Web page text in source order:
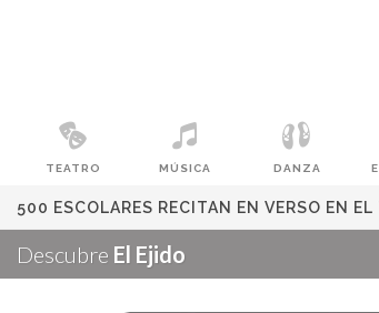
TEATRO MÚSICA DANZA
500 ESCOLARES RECITAN EN VERSO EN
Descubre El Ejido